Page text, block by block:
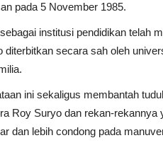
pada 5 November 1985.
institusi pendidikan telah
diterbitkan secara sah oleh
ini sekaligus membantah
Roy Suryo dan rekan-
dan lebih condong pada